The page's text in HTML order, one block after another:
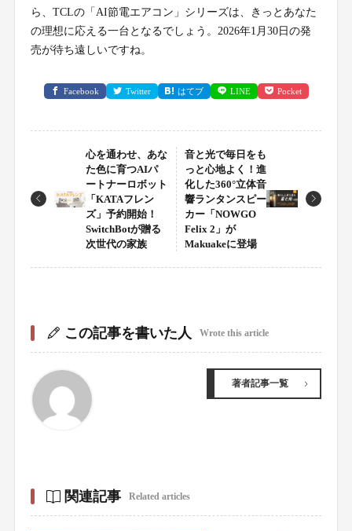
ら、TCLの「AI節電エアコン」シリーズは、きっとあなた
の理想に応える一台となるでしょう。2026年1月30日の発
売が待ち遠しいですね。
Facebook Twitter はてブ LINE Pocket
心を通わせ、あな
た色に育つAIパ
ートナーロボット
「KATAフレン
ズ」予約開始！
SwitchBotが贈る
次世代の家族
音と光で毎日をも
っと心地よく！進
化した360°立体音
響ランタンスピー
カー「NOWGO
Felix 2」が
Makuakeに登場
この記事を書いた人 Wrote this article
著者記事一覧
関連記事 Related articles